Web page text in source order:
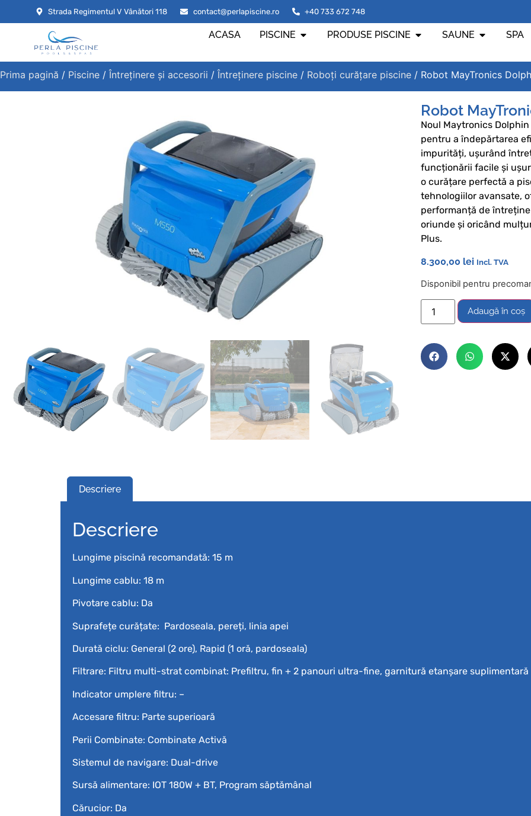
Strada Regimentul V Vânători 118 contact@perlapiscine.ro +40 733 672 748
ACASA PISCINE PRODUSE PISCINE SAUNE SPA
Prima pagină / Piscine / Întreținere și accesorii / Întreținere piscine / Roboți curățare piscine / Robot MayTronics
Robot
Noul Maytronics
pentru a îndepărtarea
impurități, ușurând
funcționării facile și
o curățare perfectă a
tehnologiilor avansate,
performanță de
oriunde și oricând
Plus.
8.300,00 lei Incl. TVA
Disponibil pentru
Adaugă în coș
Descriere
Descriere
Lungime piscină recomandată: 15 m
Lungime cablu: 18 m
Pivotare cablu: Da
Suprafețe curățate: Pardoseala, pereți, linia apei
Durată ciclu: General (2 ore), Rapid (1 oră, pardoseala)
Filtrare: Filtru multi-strat combinat: Prefiltru, fin + 2 panouri ultra-fine, garnitură etanșare suplimentară
Indicator umplere filtru: –
Accesare filtru: Parte superioară
Perii Combinate: Combinate Activă
Sistemul de navigare: Dual-drive
Sursă alimentare: IOT 180W + BT, Program săptămânal
Cărucior: Da